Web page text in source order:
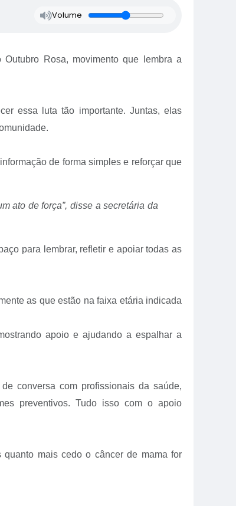
Volume
Rosa, movimento que lembra a
essa luta tão importante. Juntas, elas
de forma simples e reforçar que
ato de força”, disse a secretária da
para lembrar, refletir e apoiar todas as
as que estão na faixa etária indicada
apoio e ajudando a espalhar a
conversa com profissionais da saúde,
preventivos. Tudo isso com o apoio
mais cedo o câncer de mama for